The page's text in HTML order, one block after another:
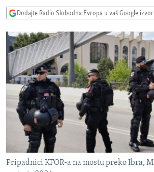
pretragu
INFOGRAFIKE
RAT U UKRAJINI
KINA NA BALKANU
RSE PRIČE IZ SVIJETA
ISPRIČAJ MI
DNEVNO@RSE
SPECIJALI RSE
VIŠE OD NASLOVA
GENOCID U SREBRENICI
POPLAVE I KLIZIŠTA U BIH 2024.
PRATITE NAS
Dodajte Radio Slobodna Evropa u vaš Google izvor
Pripadnici KFOR-a na mostu preko Ibra,